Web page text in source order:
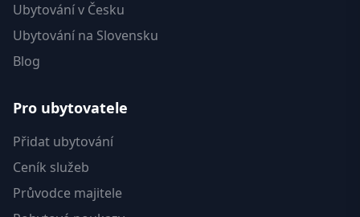
Ubytování v Česku
Ubytování na Slovensku
Blog
Pro ubytovatele
Přidat ubytování
Ceník služeb
Průvodce majitele